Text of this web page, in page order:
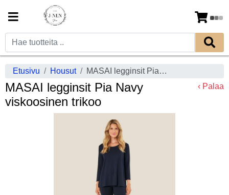
Etusivu Housut MASAI legginsit Pia Navy viskoosinen trikoo
MASAI legginsit Pia Navy
viskoosinen trikoo
‹ Palaa